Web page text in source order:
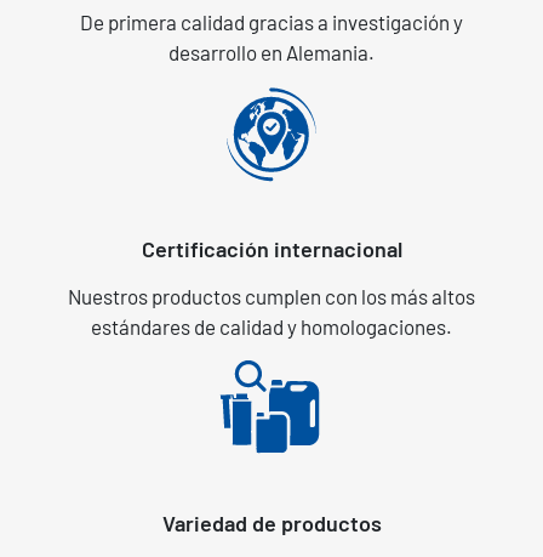
De primera calidad gracias a investigación y
desarrollo en Alemania.
Certificación internacional
Nuestros productos cumplen con los más altos
estándares de calidad y homologaciones.
Variedad de productos